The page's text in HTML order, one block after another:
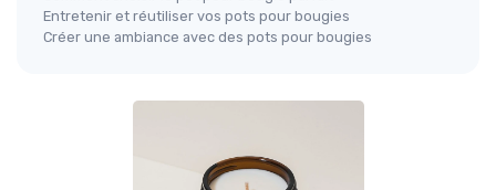
Entretenir et réutiliser vos pots pour bougies
Créer une ambiance avec des pots pour bougies